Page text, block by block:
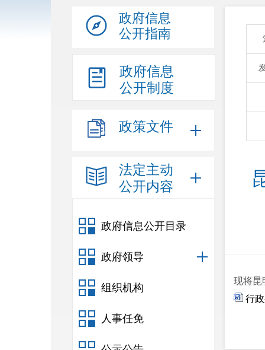
政府信息
公开指南
政府信息
公开制度
政策文件
法定主动
公开内容
政府信息公开目录
政府领导
组织机构
人事任免
现将昆
行